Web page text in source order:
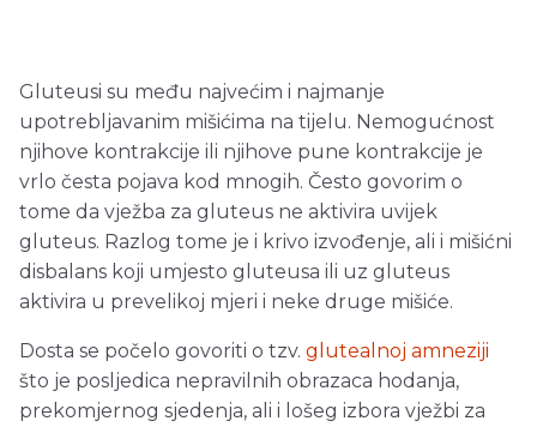
Gluteusi su među najvećim i najmanje
upotrebljavanim mišićima na tijelu. Nemogućnost
njihove kontrakcije ili njihove pune kontrakcije je
vrlo česta pojava kod mnogih. Često govorim o
tome da vježba za gluteus ne aktivira uvijek
gluteus. Razlog tome je i krivo izvođenje, ali i mišićni
disbalans koji umjesto gluteusa ili uz gluteus
aktivira u prevelikoj mjeri i neke druge mišiće.
Dosta se počelo govoriti o tzv. glutealnoj amneziji
što je posljedica nepravilnih obrazaca hodanja,
prekomjernog sjedenja, ali i lošeg izbora vježbi za